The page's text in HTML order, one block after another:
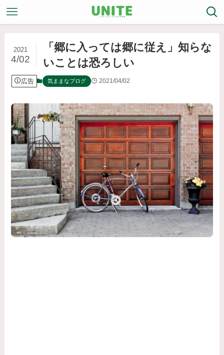
「郷に入っては郷に従え」知らな
いことは恐ろしい
2021
4/02
広告 気ままなブログ 2021/04/02